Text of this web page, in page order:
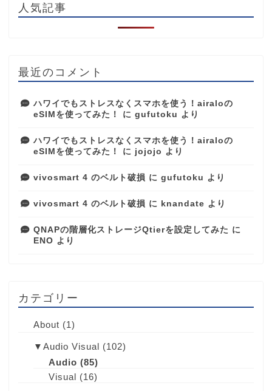
人気記事
最近のコメント
ハワイでもストレスなくスマホを使う！airaloの
eSIMを使ってみた！
に gufutoku より
ハワイでもストレスなくスマホを使う！airaloの
eSIMを使ってみた！
に jojojo より
vivosmart 4 のベルト破損 に gufutoku より
vivosmart 4 のベルト破損 に knandate より
QNAPの階層化ストレージQtierを設定してみた に
ENO より
カテゴリー
About (1)
▼ Audio Visual (102)
Audio (85)
Visual (16)